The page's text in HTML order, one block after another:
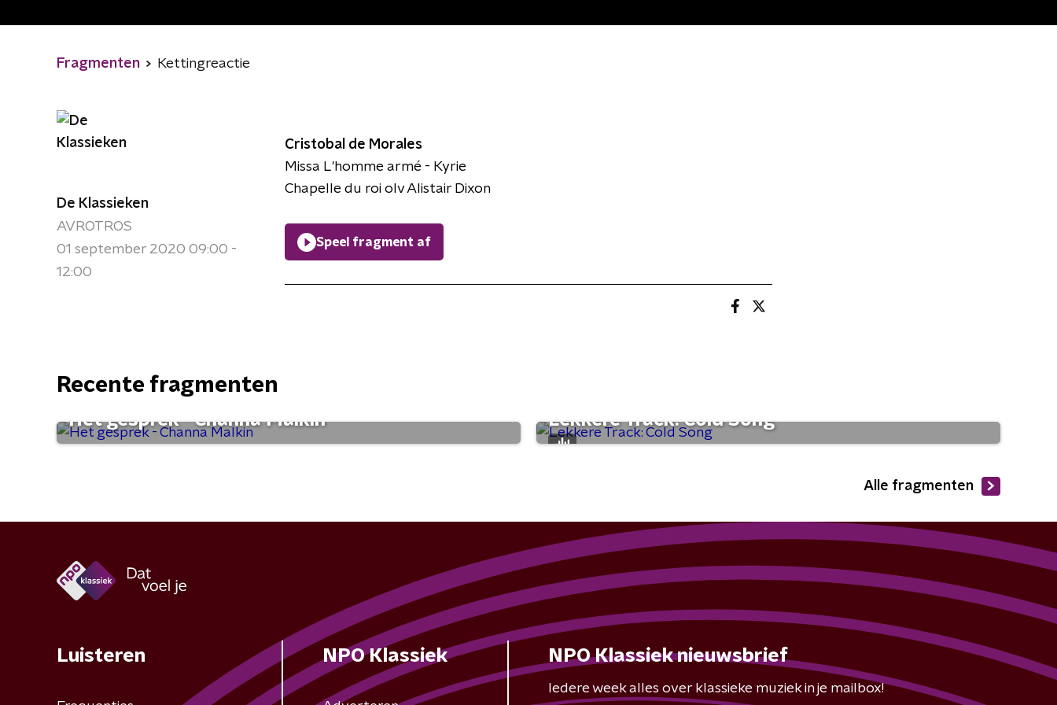
Fragmenten Kettingreactie
De Klassieken
AVROTROS
01 september 2020 09:00 -
12:00
Cristobal de Morales
Missa L'homme armé - Kyrie
Chapelle du roi olv Alistair Dixon
Speel fragment af
Recente fragmenten
Het gesprek - Channa Malkin Lekkere Track: Cold Song
Alle fragmenten
Luisteren NPO Klassiek NPO Klassiek nieuwsbrief
Iedere week alles over klassieke muziek in je mailbox!